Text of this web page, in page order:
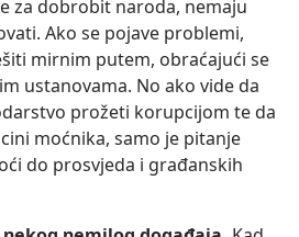
za dobrobit naroda, nemaju
Ako se pojave problemi,
mirnim putem, obraćajući se
ustanovama. No ako vide da
prožeti korupcijom te da
moćnika, samo je pitanje
do prosvjeda i građanskih